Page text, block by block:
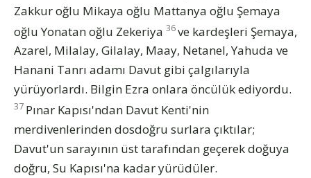
Zakkur oğlu Mikaya oğlu Mattanya oğlu Şemaya
oğlu Yonatan oğlu Zekeriya 36ve kardeşleri Şemaya,
Azarel, Milalay, Gilalay, Maay, Netanel, Yahuda ve
Hanani Tanrı adamı Davut gibi çalgılarıyla
yürüyorlardı. Bilgin Ezra onlara öncülük ediyordu.
37 Pınar Kapısı'ndan Davut Kenti'nin
merdivenlerinden dosdoğru surlara çıktılar;
Davut'un sarayının üst tarafından geçerek doğuya
doğru, Su Kapısı'na kadar yürüdüler.